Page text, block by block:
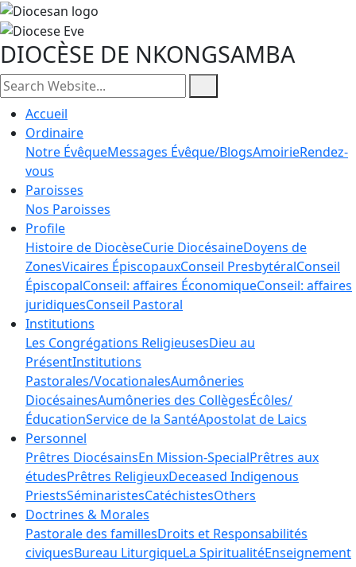
DIOCÈSE DE NKONGSAMBA
Accueil
Ordinaire
Notre ÉvêqueMessages Évêque/BlogsAmoirieRendez-
vous
Paroisses
Nos Paroisses
Profile
Histoire de DiocèseCurie DiocésaineDoyens de
ZonesVicaires ÉpiscopauxConseil PresbytéralConseil
ÉpiscopalConseil: affaires ÉconomiqueConseil: affaires
juridiquesConseil Pastoral
Institutions
Les Congrégations ReligieusesDieu au
PrésentInstitutions
Pastorales/VocationalesAumôneries
DiocésainesAumôneries des CollègesÉcôles/
ÉducationService de la SantéApostolat de Laics
Personnel
Prêtres DiocésainsEn Mission-SpecialPrêtres aux
étudesPrêtres ReligieuxDeceased Indigenous
PriestsSéminaristesCatéchistesOthers
Doctrines & Morales
Pastorale des famillesDroits et Responsabilités
civiquesBureau LiturgiqueLa SpiritualitéEnseignement